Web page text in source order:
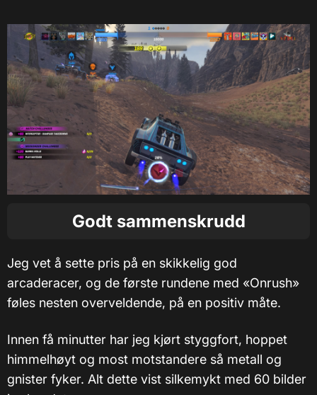
Godt sammenskrudd
Jeg vet å sette pris på en skikkelig god
arcaderacer, og de første rundene med «Onrush»
føles nesten overveldende, på en positiv måte.
Innen få minutter har jeg kjørt styggfort, hoppet
himmelhøyt og most motstandere så metall og
gnister fyker. Alt dette vist silkemykt med 60 bilder